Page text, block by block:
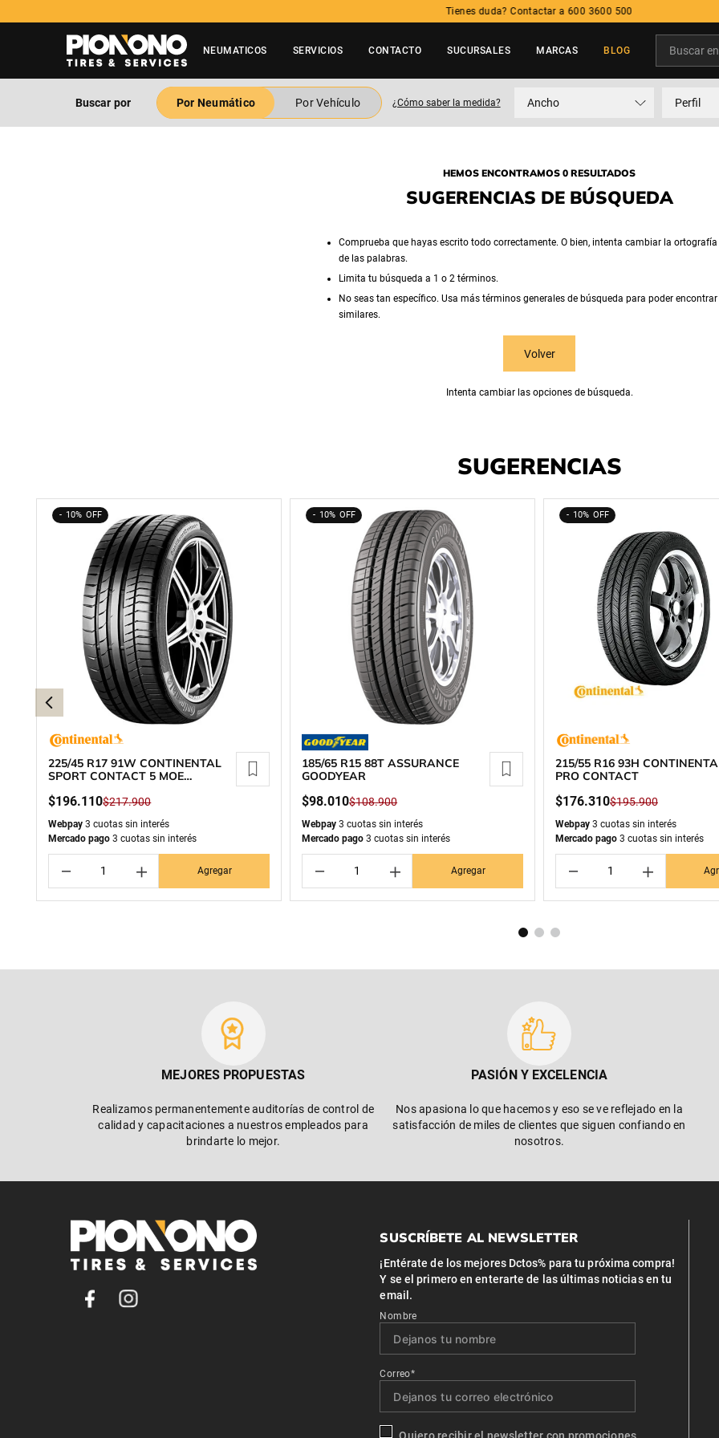
Tienes duda? Contactar a 600 3600 500
NEUMATICOS SERVICIOS CONTACTO SUCURSALES MARCAS BLOG
Buscar por Por Neumático Por Vehículo ¿Cómo saber la medida? Ancho Perfil
HEMOS ENCONTRAMOS 0 RESULTADOS
SUGERENCIAS DE BÚSQUEDA
Comprueba que hayas escrito todo correctamente. O bien, intenta cambiar la
de las palabras.
Limita tu búsqueda a 1 o 2 términos.
No seas tan específico. Usa más términos generales de búsqueda para poder
similares.
Volver
Intenta cambiar las opciones de búsqueda.
SUGERENCIAS
10%
225/45 R17 91W CONTINENTAL
SPORT CONTACT 5 MOE
$196.110$217.900
Webpay 3 cuotas sin interés
Mercado pago 3 cuotas sin interés
＋
－ Agregar
10%
185/65 R15 88T ASSURANCE
GOODYEAR
$98.010$108.900
Webpay 3 cuotas sin interés
Mercado pago 3 cuotas sin interés
＋
－ Agregar
10%
215/55 R16 93H
PRO CONTACT
$176.310$195.900
Webpay 3 cuotas sin interés
Mercado pago 3 cuotas sin interés
＋
－
MEJORES PROPUESTAS
Realizamos permanentemente auditorías de control de
calidad y capacitaciones a nuestros empleados para
brindarte lo mejor.
PASIÓN Y EXCELENCIA
Nos apasiona lo que hacemos y eso se ve reflejado en la
satisfacción de miles de clientes que siguen confiando en
nosotros.
SUSCRÍBETE AL NEWSLETTER
¡Entérate de los mejores Dctos% para tu próxima compra!
Y se el primero en enterarte de las últimas noticias en tu
email.
Nombre
Correo*
TÉRMINOS MÁS BUSCADOS
. neumatico
205